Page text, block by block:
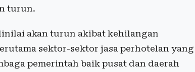
turun.
akan turun akibat kehilangan
sektor-sektor jasa perhotelan yang
pemerintah baik pusat dan daerah